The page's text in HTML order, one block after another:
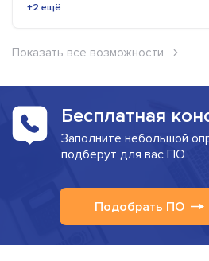
+2 ещё
Показать все возможности
Бесплатная
Заполните небольшой
подберут для вас ПО
Подобрать ПО